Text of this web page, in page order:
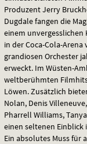
Friends:
Diamond
in
the
Desert
Produzent Jerry
Dugdale fangen die
einem unvergesslichen
in der Coca-Cola-
grandiosen Orchester
erweckt. Im Wüsten-
weltberühmten
Löwen. Zusätzlich
Nolan, Denis
Pharrell Williams,
einen seltenen Einblick
Ein absolutes Muss für